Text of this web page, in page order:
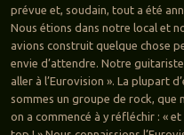
prévue et, soudain, tout a été
Nous étions dans notre local et
avions construit quelque chose
envie d’attendre. Notre
aller à l’Eurovision ». La plupart
sommes un groupe de rock, que
on a commencé à y réfléchir : «